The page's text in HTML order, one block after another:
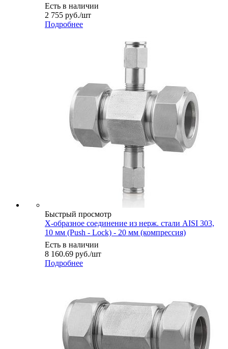
Есть в наличии
2 755 руб./шт
Подробнее
Быстрый просмотр
Х-образное соединение из нерж. стали AISI 303,
10 мм (Push - Lock) - 20 мм (компрессия)
Есть в наличии
8 160.69 руб./шт
Подробнее